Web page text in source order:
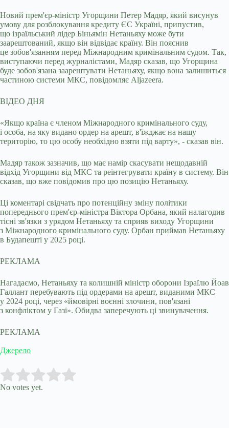
Новий прем'єр-міністр Угорщини Петер Мадяр, який висунув
умову для розблокування кредиту ЄС Україні, припустив,
що ізраїльський лідер Біньямін Нетаньяху може бути
заарештований, якщо він відвідає країну. Він пояснив
це зобов'язанням перед Міжнародним кримінальним судом. Так,
виступаючи перед журналістами, Мадяр сказав, що Угорщина
буде зобов'язана заарештувати Нетаньяху, якщо вона залишиться
частиною системи МКС, повідомляє Aljazeera.
ВІДЕО ДНЯ
«Якщо країна є членом Міжнародного кримінального суду,
і особа, на яку видано ордер на арешт, в'їжджає на нашу
територію, то цю особу необхідно взяти під варту», ​​- сказав він.
Мадяр також зазначив, що має намір скасувати нещодавній
відхід Угорщини від МКС та реінтегрувати країну в систему. Він
сказав, що вже повідомив про цю позицію Нетаньяху.
Ці коментарі свідчать про потенційну зміну політики
попереднього прем'єр-міністра Віктора Орбана, який налагодив
тісні зв'язки з урядом Нетаньяху та сприяв виходу Угорщини
з Міжнародного кримінального суду. Орбан приймав Нетаньяху
в Будапешті у 2025 році.
РЕКЛАМА
Нагадаємо, Нетаньяху та колишній міністр оборони Ізраїлю Йоав
Галлант перебувають під ордерами на арешт, виданими МКС
у 2024 році, через «ймовірні воєнні злочини, пов'язані
з конфліктом у Газі». Обидва заперечують ці звинувачення.
РЕКЛАМА
Джерело
Rate this item:
No votes yet.